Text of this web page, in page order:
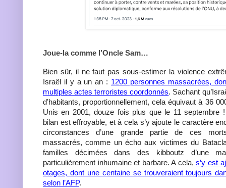
Joue-la comme l’Oncle Sam…
Bien sûr, il ne faut pas sous-estimer la violence
Israël il y a un an : 1200 personnes massacrées,
multiples actes terroristes coordonnés. Sachant
d’habitants, proportionnellement, cela équivaut à 36
Unis en 2001, douze fois plus que le 11 septembre
bilan est effroyable, et à cela s’y ajoute le caractère
circonstances d’une grande partie de ces
massacrés, comme un écho aux victimes du
familles décimées dans des kibboutz d’une
particulièrement inhumaine et barbare. A cela,s’y est
otages, dont une centaine se trouveraient toujours
selon l’AFP.